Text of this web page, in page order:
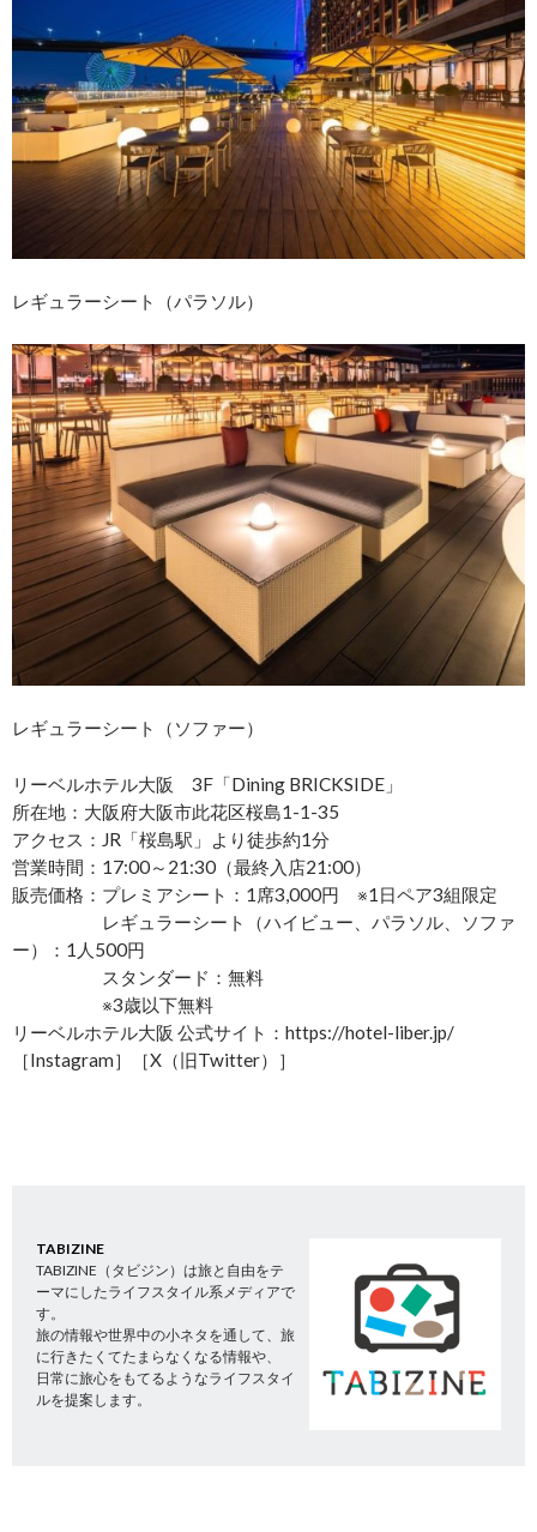
レギュラーシート（パラソル）
レギュラーシート（ソファー）
リーベルホテル大阪 3F「Dining BRICKSIDE」
所在地：大阪府大阪市此花区桜島1-1-35
アクセス：JR「桜島駅」より徒歩約1分
営業時間：17:00～21:30（最終入店21:00）
販売価格：プレミアシート：1席3,000円 ※1日ペア3組限定
レギュラーシート（ハイビュー、パラソル、ソファ
ー）：1人500円
スタンダード：無料
※3歳以下無料
リーベルホテル大阪 公式サイト：https://hotel-liber.jp/
［Instagram］［X（旧Twitter）］
TABIZINE
TABIZINE（タビジン）は旅と自由をテ
ーマにしたライフスタイル系メディアで
す。
旅の情報や世界中の小ネタを通して、旅
に行きたくてたまらなくなる情報や、
日常に旅心をもてるようなライフスタイ
ルを提案します。